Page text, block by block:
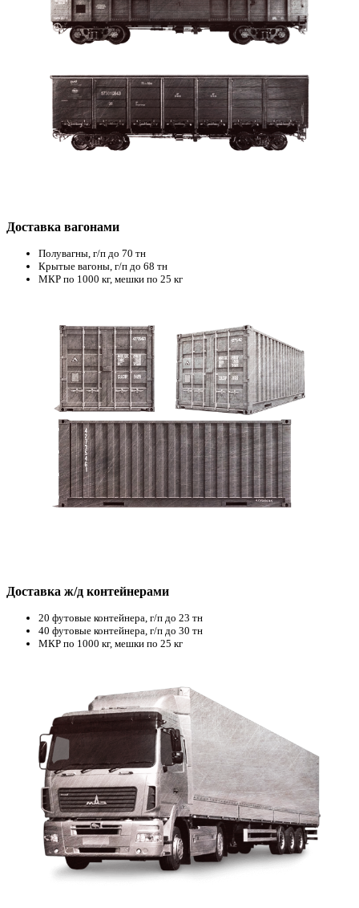
Доставка вагонами
Полувагны, г/п до 70 тн
Крытые вагоны, г/п до 68 тн
МКР по 1000 кг, мешки по 25 кг
Доставка ж/д контейнерами
20 футовые контейнера, г/п до 23 тн
40 футовые контейнера, г/п до 30 тн
МКР по 1000 кг, мешки по 25 кг